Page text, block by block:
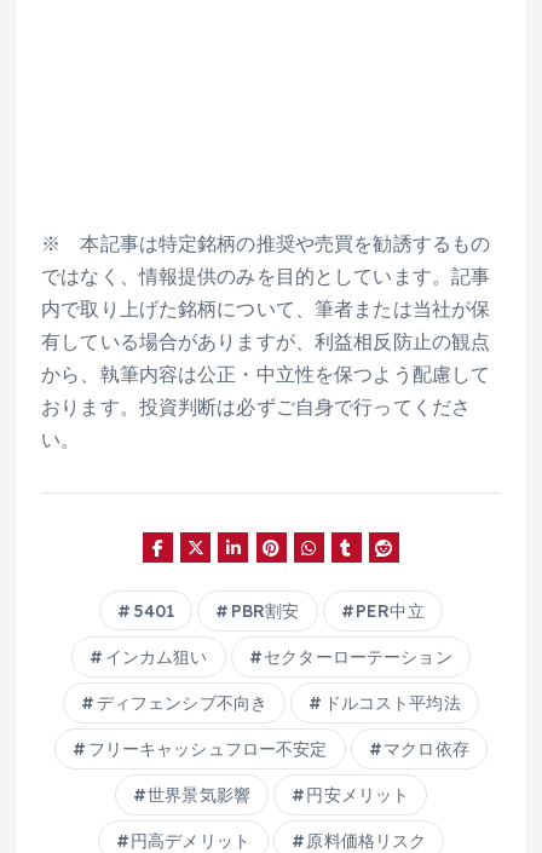
※ 本記事は特定銘柄の推奨や売買を勧誘するもの
ではなく、情報提供のみを目的としています。記事
内で取り上げた銘柄について、筆者または当社が保
有している場合がありますが、利益相反防止の観点
から、執筆内容は公正・中立性を保つよう配慮して
おります。投資判断は必ずご自身で行ってくださ
い。
5401 PBR割安 PER中立
インカム狙い セクターローテーション
ディフェンシブ不向き ドルコスト平均法
フリーキャッシュフロー不安定 マクロ依存
世界景気影響 円安メリット
円高デメリット 原料価格リスク